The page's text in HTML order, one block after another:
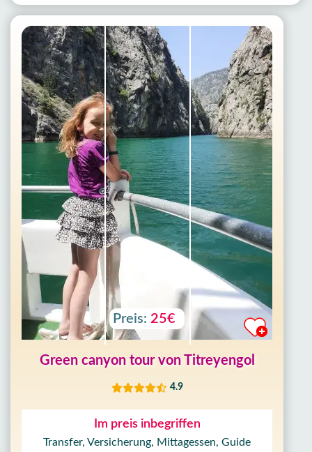
Preis: 25€
Green canyon tour von Titreyengol
4.9
Im preis inbegriffen
Transfer, Versicherung, Mittagessen, Guide